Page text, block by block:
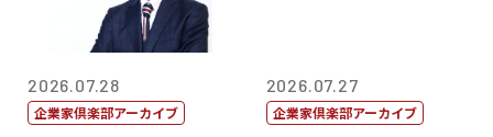
2026.07.28
企業家倶楽部アーカイブ
2026.07.27
企業家倶楽部アーカイブ